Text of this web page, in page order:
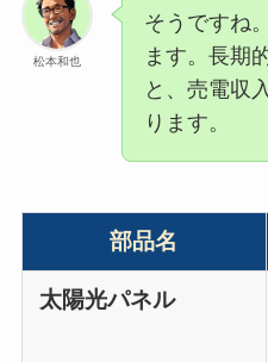
松本和也
そうですね
ます。長期
と、売電収
ります。
部品名
太陽光パネル